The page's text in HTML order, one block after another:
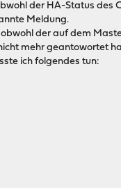
der HA-Status des
Meldung.
der auf dem
mehr geantowortet
ich folgendes tun: